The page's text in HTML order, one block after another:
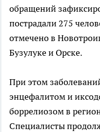
обращений
пострадали 275
отмечено в
Бузулуке и Орске.
При этом
энцефалитом и
боррелиозом в
Специалисты